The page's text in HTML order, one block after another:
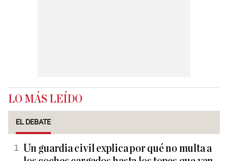
LO MÁS LEÍDO
EL DEBATE
Un guardia civil explica por qué no multa a